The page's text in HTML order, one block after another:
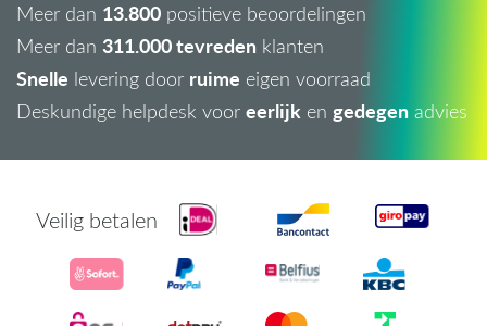
Meer dan 13.800 positieve beoordelingen
Meer dan 311.000 tevreden klanten
Snelle levering door ruime eigen voorraad
Deskundige helpdesk voor eerlijk en gedegen advies
Veilig betalen